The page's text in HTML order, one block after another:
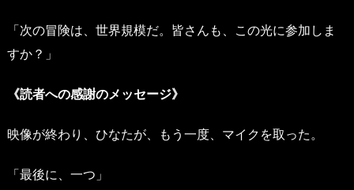
「次の冒険は、世界規模だ。皆さんも、この光に参加しま
すか？」
《読者への感謝のメッセージ》
映像が終わり、ひなたが、もう一度、マイクを取った。
「最後に、一つ」